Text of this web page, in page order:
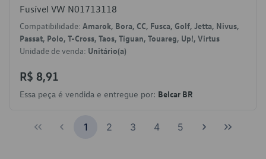
Fusível VW N01713118
Compatibilidade: Amarok, Bora, CC, Fusca, Golf, Jetta, Nivus,
Passat, Polo, T-Cross, Taos, Tiguan, Touareg, Up!, Virtus
Unidade de venda: Unitário(a)
R$ 8,91
Essa peça é vendida e entregue por: Belcar BR
1 2 3 4 5